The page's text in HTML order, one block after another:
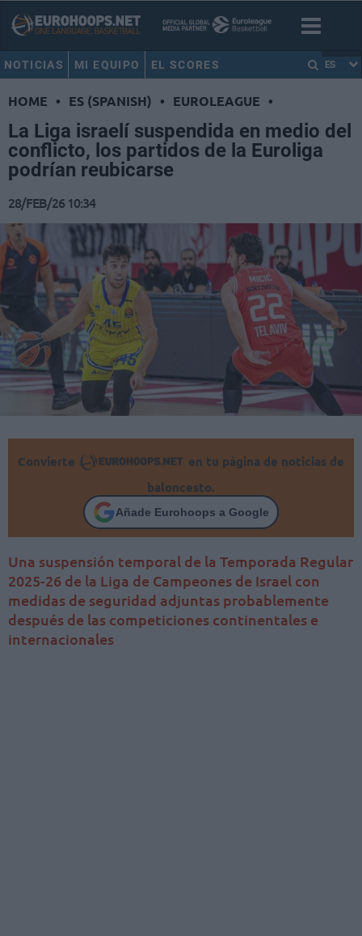
NOTICIAS MI EQUIPO EL SCORES ES
HOME • ES (SPANISH) • EUROLEAGUE •
La Liga israelí suspendida en medio del
conflicto, los partidos de la Euroliga
podrían reubicarse
28/FEB/26 10:34
Convierte
en tu página de noticias de
baloncesto.
Añade Eurohoops a Google
Una suspensión temporal de la Temporada Regular
2025-26 de la Liga de Campeones de Israel con
medidas de seguridad adjuntas probablemente
después de las competiciones continentales e
internacionales